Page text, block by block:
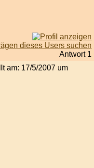
Antwort 1
am: 17/5/2007 um